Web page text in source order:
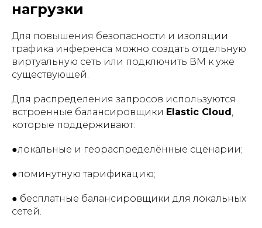
нагрузки
Для повышения безопасности и изоляции
трафика инференса можно создать отдельную
виртуальную сеть или подключить ВМ к уже
существующей.
Для распределения запросов используются
встроенные балансировщики Elastic Cloud,
которые поддерживают:
●локальные и геораспределённые сценарии;
●поминутную тарификацию;
● бесплатные балансировщики для локальных
сетей.